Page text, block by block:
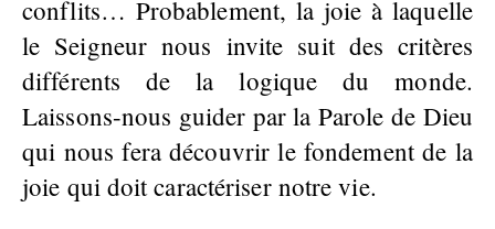
conflits… Probablement, la joie à laquelle
le Seigneur nous invite suit des critères
différents de la logique du monde.
Laissons-nous guider par la Parole de Dieu
qui nous fera découvrir le fondement de la
joie qui doit caractériser notre vie.